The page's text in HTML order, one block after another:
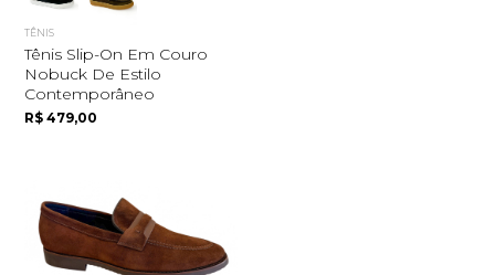
TÊNIS
Tênis Slip-On Em Couro
Nobuck De Estilo
Contemporâneo
R$ 479,00